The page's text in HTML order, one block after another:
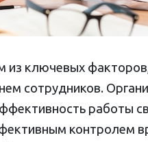
из ключевых
сотрудников.
работы
контролем